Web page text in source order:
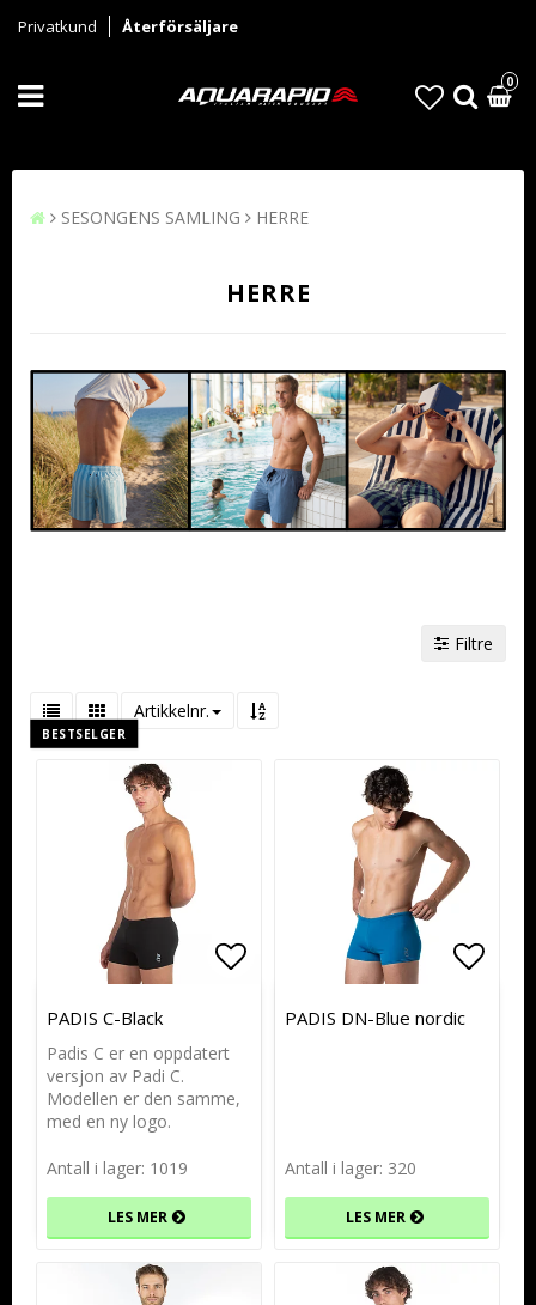
Privatkund Återförsäljare
0
SESONGENS SAMLING HERRE
HERRE
Filtre
Artikkelnr.
Add to list of favorites
Add to list of favorites
PADIS C-Black
Padis C er en oppdatert
versjon av Padi C.
Modellen er den samme,
med en ny logo.
Antall i lager: 1019
LES MER
BESTSELGER
Add
Add
PADIS DN-Blue nordic
Antall i lager: 320
LES MER